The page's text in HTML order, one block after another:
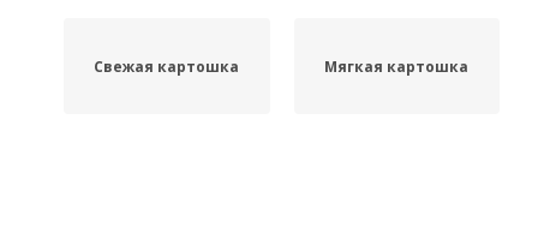
Свежая картошка Мягкая картошка